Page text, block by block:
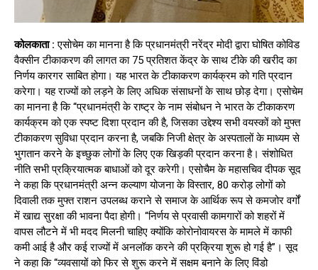
कोलकाता : एसोचेम का मानना है कि प्रधानमंत्री नरेंद्र मोदी द्वारा घोषित कोविड
वैक्सीन टीकाकरण की लागत का 75 प्रतिशत केंद्र के साथ टीके की खरीद का
निर्णय कारगर साबित होगा। यह भारत के टीकाकरण कार्यक्रम को गति प्रदान
करेगा। यह राज्यों को लड़ने के लिए अधिक संसाधनों के साथ छोड़ देगा। एसोचेम
का मानना है कि “प्रधानमंत्री के राष्ट्र के नाम संबोधन ने भारत के टीकाकरण
कार्यक्रम को एक स्पष्ट दिशा प्रदान की है, जिसका उद्देश्य सभी वयस्कों को मुफ्त
टीकाकरण सुविधा प्रदान करना है, जबकि निजी क्षेत्र के अस्पतालों के माध्यम से
भुगतान करने के इच्छुक लोगों के लिए एक खिड़की प्रदान करना है। संशोधित
नीति सभी प्रक्रियात्मक बाधाओं को दूर करेगी। एसोचैम के महासचिव दीपक सूद
ने कहा कि प्रधानमंत्री अन्न कल्याण योजना के विस्तार, 80 करोड़ लोगों को
दिवाली तक मुफ्त राशन उपलब्ध कराने से समाज के आर्थिक रूप से कमजोर वर्गों
में खाद्य सुरक्षा की भावना पैदा होगी। “निर्णय से प्रवासी कामगारों को शहरों में
वापस लौटने में भी मदद मिलनी चाहिए क्योंकि कोरोनोवायरस के मामले में काफी
कमी आई है और कई राज्यों में अनलॉक करने की प्रक्रिया शुरू हो गई है”। सूद
ने कहा कि “व्यवसायों को फिर से शुरू करने में सक्षम बनाने के लिए विंडो